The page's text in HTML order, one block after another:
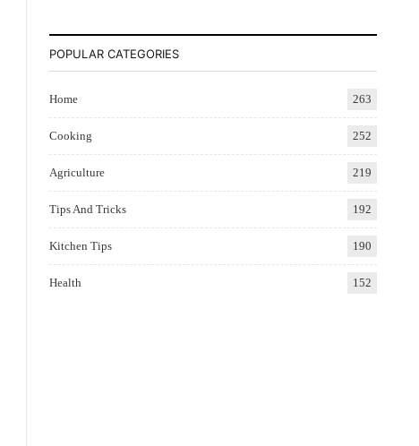
POPULAR CATEGORIES
Home 263
Cooking 252
Agriculture 219
Tips And Tricks 192
Kitchen Tips 190
Health 152